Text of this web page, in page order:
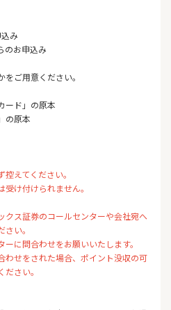
み
のお申込み
ご用意ください。
ード」の原本
の原本
えてください。
け付けられません。
クス証券のコールセンターや会社宛へ
い。
に問合わせをお願いいたします。
せをされた場合、ポイント没収の可
さい。